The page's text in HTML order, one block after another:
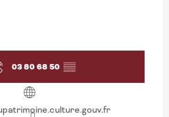
03 80 68 50 ▒▒